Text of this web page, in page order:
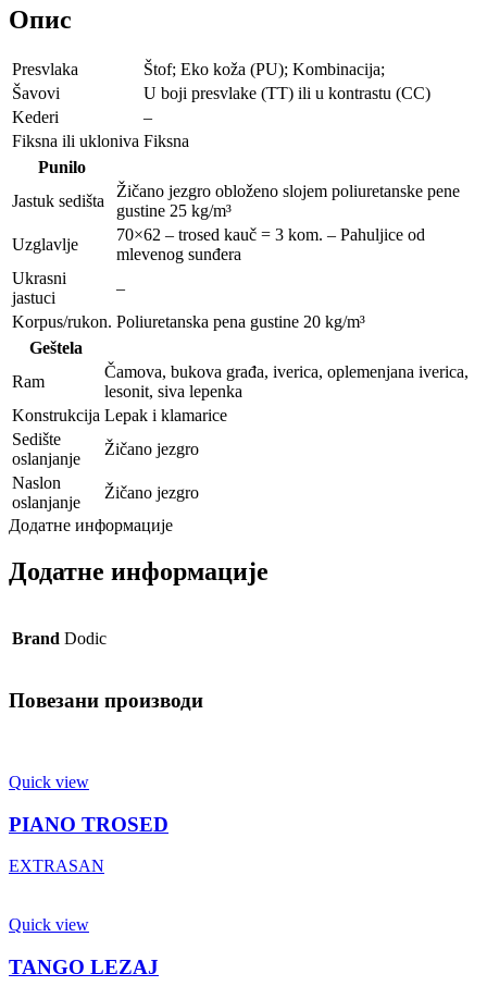
Опис
Presvlaka
Štof; Eko koža (PU); Kombinacija;
Šavovi
U boji presvlake (TT) ili u kontrastu (CC)
Kederi
–
Fiksna ili ukloniva Fiksna
Punilo
Jastuk sedišta
Žičano jezgro obloženo slojem poliuretanske pene
gustine 25 kg/m³
Uzglavlje
70×62 – trosed kauč = 3 kom. – Pahuljice od
mlevenog sunđera
Ukrasni
jastuci
–
Korpus/rukon. Poliuretanska pena gustine 20 kg/m³
Geštela
Ram
Čamova, bukova građa, iverica, oplemenjana iverica,
lesonit, siva lepenka
Konstrukcija Lepak i klamarice
Sedište
oslanjanje
Žičano jezgro
Naslon
oslanjanje
Žičano jezgro
Додатне информације
Додатне информације
Brand Dodic
Повезани производи
Quick view
PIANO TROSED
EXTRASAN
Quick view
TANGO LEZAJ